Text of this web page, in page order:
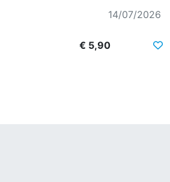
14/07/2026
€ 5,90